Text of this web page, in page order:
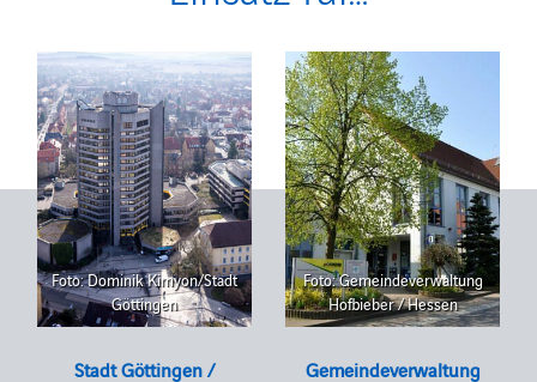
Foto: Dominik Kimyon/Stadt
Göttingen
Stadt Göttingen /
Foto: Gemeindeverwaltung
Hofbieber / Hessen
Gemeindeverwaltung